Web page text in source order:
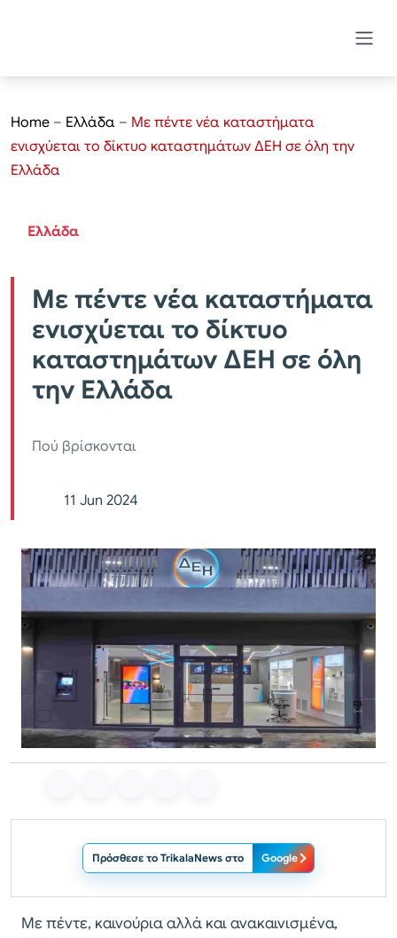
Home – Ελλάδα – Με πέντε νέα καταστήματα
ενισχύεται το δίκτυο καταστημάτων ΔΕΗ σε όλη την
Ελλάδα
Ελλάδα
Με πέντε νέα καταστήματα
ενισχύεται το δίκτυο
καταστημάτων ΔΕΗ σε όλη
την Ελλάδα
Πού βρίσκονται
11 Jun 2024
Πρόσθεσε το TrikalaNews στο Google
Με πέντε, καινούρια αλλά και ανακαινισμένα,